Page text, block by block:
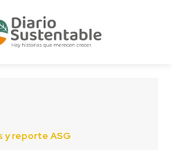
y reporte ASG